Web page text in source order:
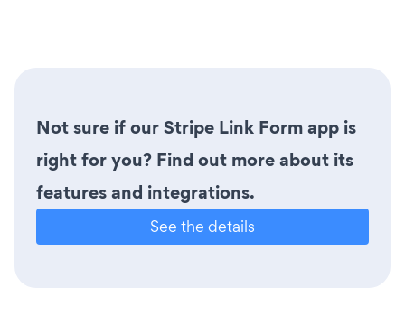
Not sure if our Stripe Link Form app is
right for you? Find out more about its
features and integrations.
See the details